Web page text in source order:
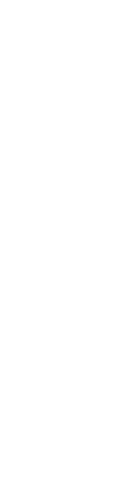
远地区不发货偏远地区:(含